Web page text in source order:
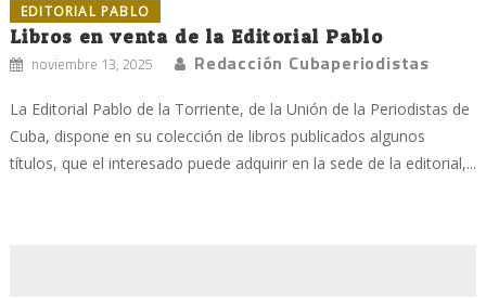
EDITORIAL PABLO
Libros en venta de la Editorial Pablo
noviembre 13, 2025 Redacción Cubaperiodistas
La Editorial Pablo de la Torriente, de la Unión de la Periodistas de
Cuba, dispone en su colección de libros publicados algunos
títulos, que el interesado puede adquirir en la sede de la editorial,...